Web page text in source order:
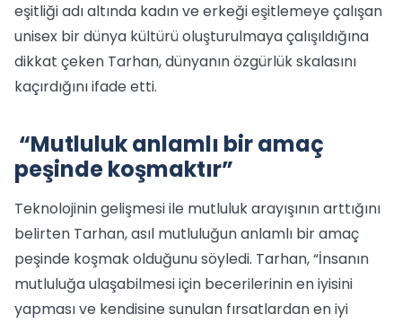
eşitliği adı altında kadın ve erkeği eşitlemeye çalışan
unisex bir dünya kültürü oluşturulmaya çalışıldığına
dikkat çeken Tarhan, dünyanın özgürlük skalasını
kaçırdığını ifade etti.
“Mutluluk anlamlı bir amaç
peşinde koşmaktır”
Teknolojinin gelişmesi ile mutluluk arayışının arttığını
belirten Tarhan, asıl mutluluğun anlamlı bir amaç
peşinde koşmak olduğunu söyledi. Tarhan, “İnsanın
mutluluğa ulaşabilmesi için becerilerinin en iyisini
yapması ve kendisine sunulan fırsatlardan en iyi